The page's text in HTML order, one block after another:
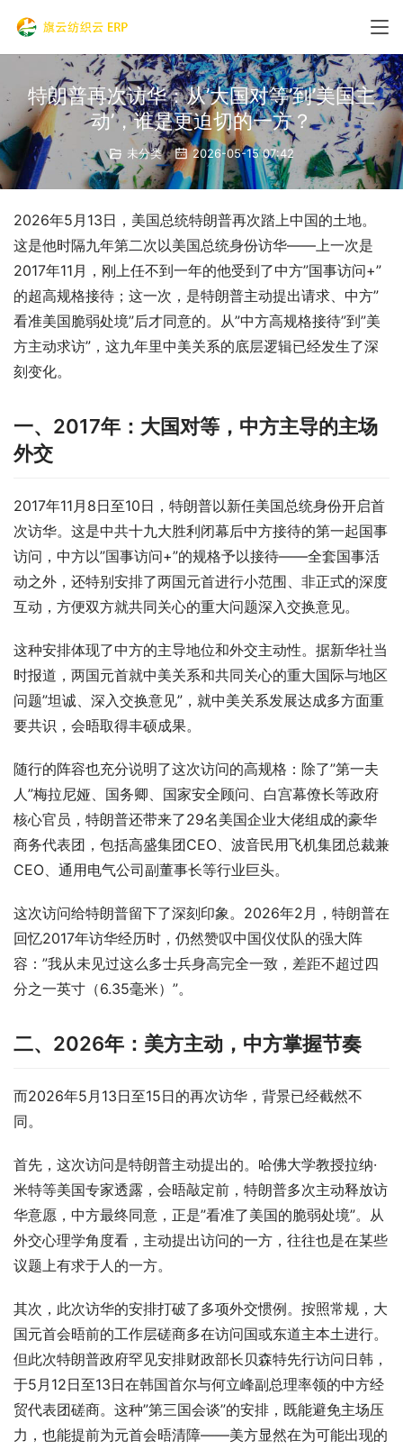
特朗普再次访华：从’大国对等’到’美国主
动’，谁是更迫切的一方？
未分类 2026-05-15 07:42
2026年5月13日，美国总统特朗普再次踏上中国的土地。
这是他时隔九年第二次以美国总统身份访华——上一次是
2017年11月，刚上任不到一年的他受到了中方”国事访问+”
的超高规格接待；这一次，是特朗普主动提出请求、中方”
看准美国脆弱处境”后才同意的。从”中方高规格接待”到”美
方主动求访”，这九年里中美关系的底层逻辑已经发生了深
刻变化。
一、2017年：大国对等，中方主导的主场
外交
2017年11月8日至10日，特朗普以新任美国总统身份开启首
次访华。这是中共十九大胜利闭幕后中方接待的第一起国事
访问，中方以”国事访问+”的规格予以接待——全套国事活
动之外，还特别安排了两国元首进行小范围、非正式的深度
互动，方便双方就共同关心的重大问题深入交换意见。
这种安排体现了中方的主导地位和外交主动性。据新华社当
时报道，两国元首就中美关系和共同关心的重大国际与地区
问题”坦诚、深入交换意见”，就中美关系发展达成多方面重
要共识，会晤取得丰硕成果。
随行的阵容也充分说明了这次访问的高规格：除了”第一夫
人”梅拉尼娅、国务卿、国家安全顾问、白宫幕僚长等政府
核心官员，特朗普还带来了29名美国企业大佬组成的豪华
商务代表团，包括高盛集团CEO、波音民用飞机集团总裁兼
CEO、通用电气公司副董事长等行业巨头。
这次访问给特朗普留下了深刻印象。2026年2月，特朗普在
回忆2017年访华经历时，仍然赞叹中国仪仗队的强大阵
容：”我从未见过这么多士兵身高完全一致，差距不超过四
分之一英寸（6.35毫米）”。
二、2026年：美方主动，中方掌握节奏
而2026年5月13日至15日的再次访华，背景已经截然不
同。
首先，这次访问是特朗普主动提出的。哈佛大学教授拉纳·
米特等美国专家透露，会晤敲定前，特朗普多次主动释放访
华意愿，中方最终同意，正是”看准了美国的脆弱处境”。从
外交心理学角度看，主动提出访问的一方，往往也是在某些
议题上有求于人的一方。
其次，此次访华的安排打破了多项外交惯例。按照常规，大
国元首会晤前的工作层磋商多在访问国或东道主本土进行。
但此次特朗普政府罕见安排财政部长贝森特先行访问日韩，
于5月12日至13日在韩国首尔与何立峰副总理率领的中方经
贸代表团磋商。这种”第三国会谈”的安排，既能避免主场压
力，也能提前为元首会晤清障——美方显然在为可能出现的